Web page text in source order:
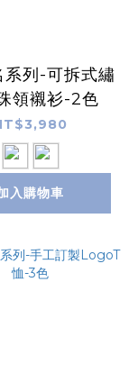
系列-可拆式繡
領襯衫-2色
入購物車